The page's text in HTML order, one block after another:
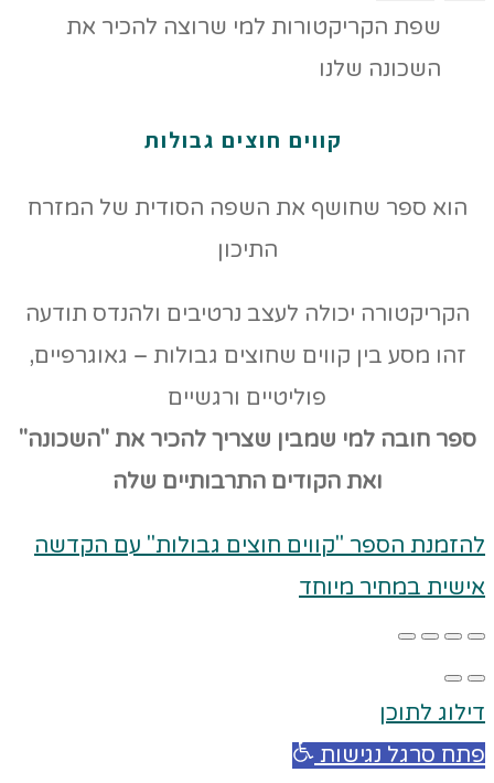
קווים חוצים גבולות
הוא ספר שחושף את השפה הסודית של המזרח
התיכון
הקריקטורה יכולה לעצב נרטיבים ולהנדס תודעה
זהו מסע בין קווים שחוצים גבולות – גאוגרפיים,
פוליטיים ורגשיים
ספר חובה למי שמבין שצריך להכיר את "השכונה"
ואת הקודים התרבותיים שלה
להזמנת הספר "קווים חוצים גבולות" עם הקדשה
אישית במחיר מיוחד
דילוג לתוכן
פתח סרגל נגישות